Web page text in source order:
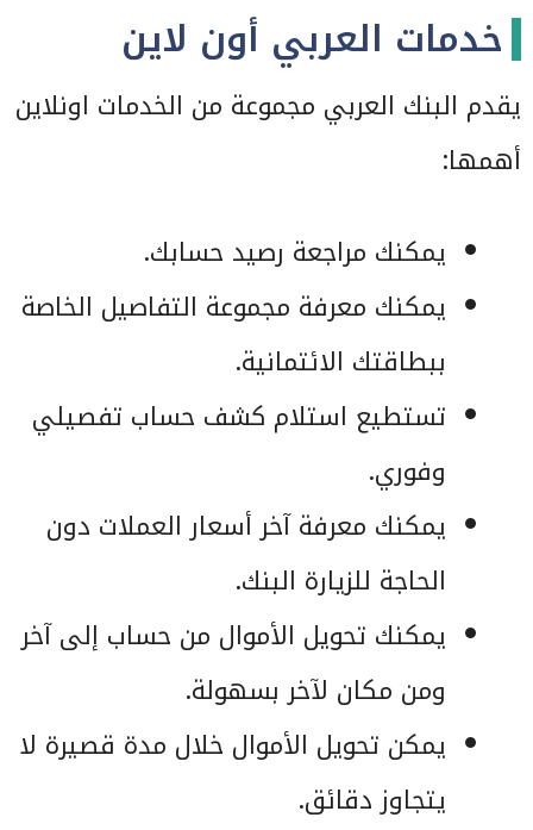
خدمات العربي أون لاين
يقدم البنك العربي مجموعة من الخدمات اونلاين
أهمها:
يمكنك مراجعة رصيد حسابك.
يمكنك معرفة مجموعة التفاصيل الخاصة
ببطاقتك الائتمانية.
تستطيع استلام كشف حساب تفصيلي
وفوري.
يمكنك معرفة آخر أسعار العملات دون
الحاجة للزيارة البنك.
يمكنك تحويل الأموال من حساب إلى آخر
ومن مكان لآخر بسهولة.
يمكن تحويل الأموال خلال مدة قصيرة لا
يتجاوز دقائق.